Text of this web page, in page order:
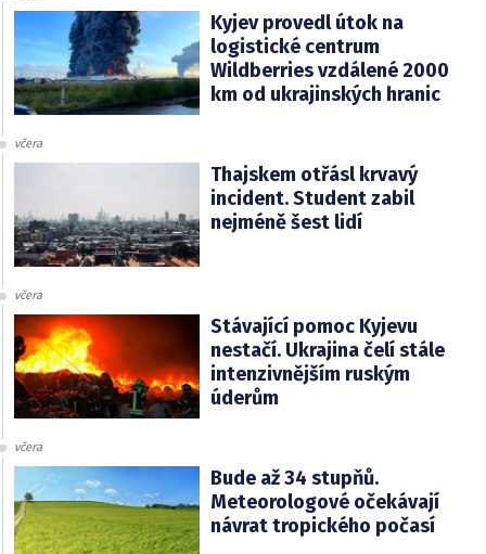
Kyjev provedl útok na
logistické centrum
Wildberries vzdálené 2000
km od ukrajinských hranic
včera
Thajskem otřásl krvavý
incident. Student zabil
nejméně šest lidí
včera
Stávající pomoc Kyjevu
nestačí. Ukrajina čelí stále
intenzivnějším ruským
úderům
včera
Bude až 34 stupňů.
Meteorologové očekávají
návrat tropického počasí